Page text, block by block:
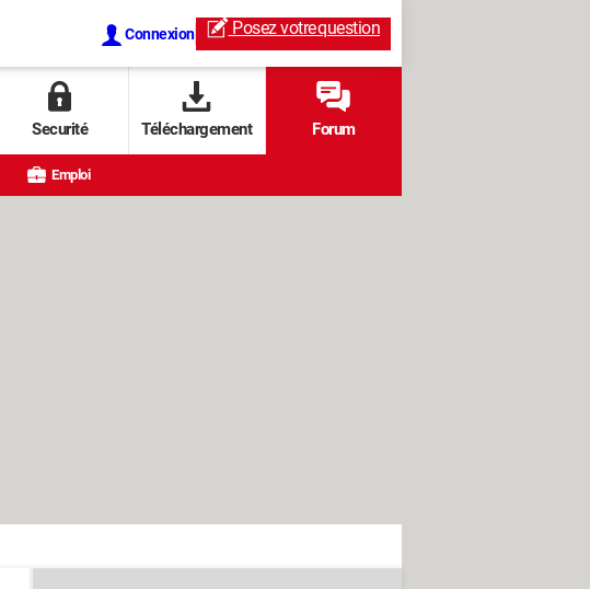
Connexion Posez votrequestion
Securité Téléchargement Forum
Emploi